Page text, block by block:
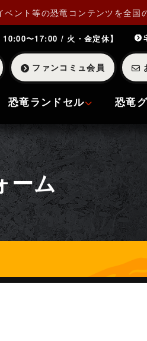
ント等の恐竜コンテンツを全国
10:00〜17:00 / 火・金定休】
ファンコミュ会員
恐竜ランドセル 恐竜
ーム